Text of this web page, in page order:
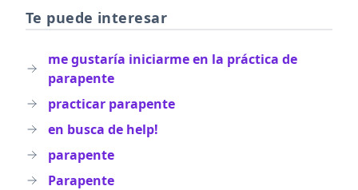
Te puede interesar
me gustaría iniciarme en la práctica de
parapente
practicar parapente
en busca de help!
parapente
Parapente